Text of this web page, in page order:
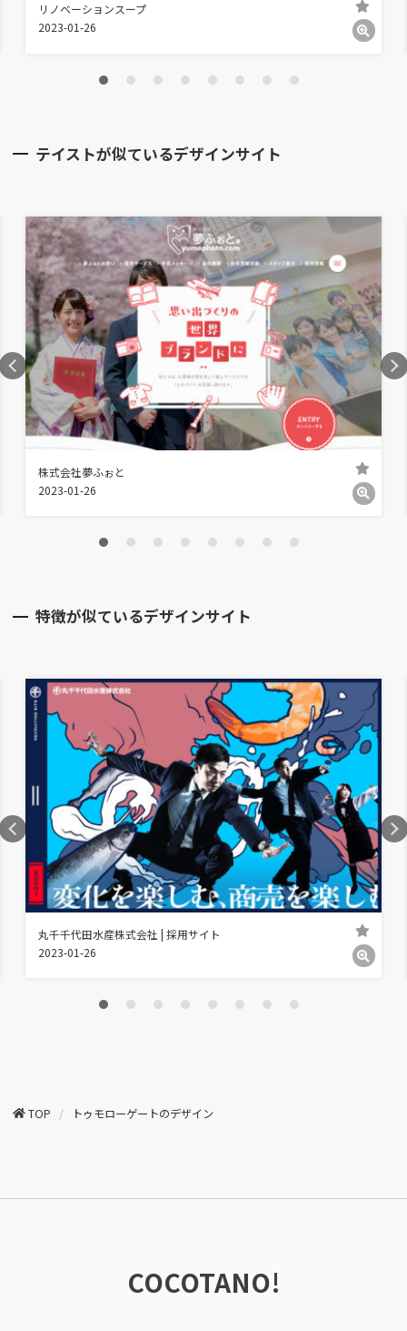
リノベーションスープ
2023-01-26
テイストが似ているデザインサイト
株式会社夢ふぉと
2023-01-26
特徴が似ているデザインサイト
丸千千代田水産株式会社 | 採用サイト
2023-01-26
TOP トゥモローゲートのデザイン
COCOTANO!